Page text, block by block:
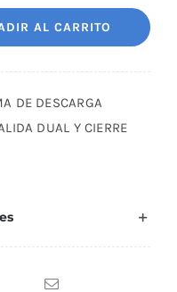
AL CARRITO
DE DESCARGA
DUAL Y CIERRE